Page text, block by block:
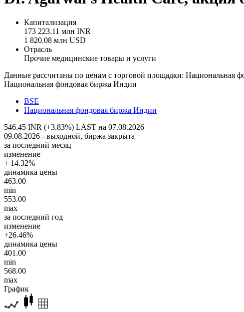
Капитализация
173 223.11 млн INR
1 820.08 млн USD
Отрасль
Прочие медицинские товары и услуги
Данные рассчитаны по ценам с торговой площадки: Национальная
Национальная фондовая биржа Индии
BSE
Национальная фондовая биржа Индии
546.45 INR (+3.83%) LAST на 07.08.2026
09.08.2026 - выходной, биржа закрыта
за последний месяц
изменение
+ 14.32%
динамика цены
463.00
min
553.00
max
за последний год
изменение
+26.46%
динамика цены
401.00
min
568.00
max
График